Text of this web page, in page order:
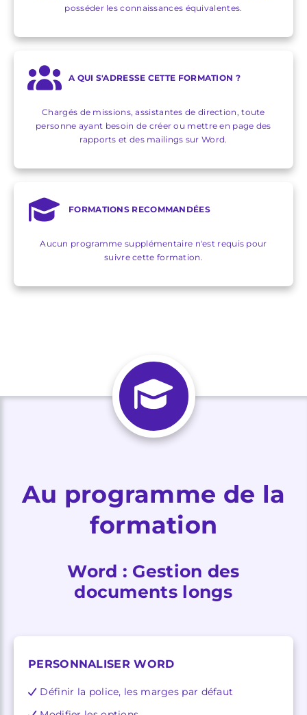
posséder les connaissances équivalentes.
A QUI S'ADRESSE CETTE FORMATION ?
Chargés de missions, assistantes de direction, toute
personne ayant besoin de créer ou mettre en page des
rapports et des mailings sur Word.
FORMATIONS RECOMMANDÉES
Aucun programme supplémentaire n'est requis pour
suivre cette formation.
Au programme de la
formation
Word : Gestion des
documents longs
PERSONNALISER WORD
Définir la police, les marges par défaut